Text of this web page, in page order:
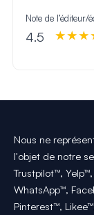
Note de l’éditeur/
4.5
Nous ne
l'objet de notre
Trustpilot™,
WhatsApp™,
Pinterest™,